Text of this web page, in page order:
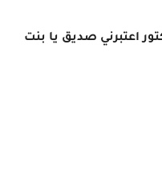
اعتبرني صديق يا بنت